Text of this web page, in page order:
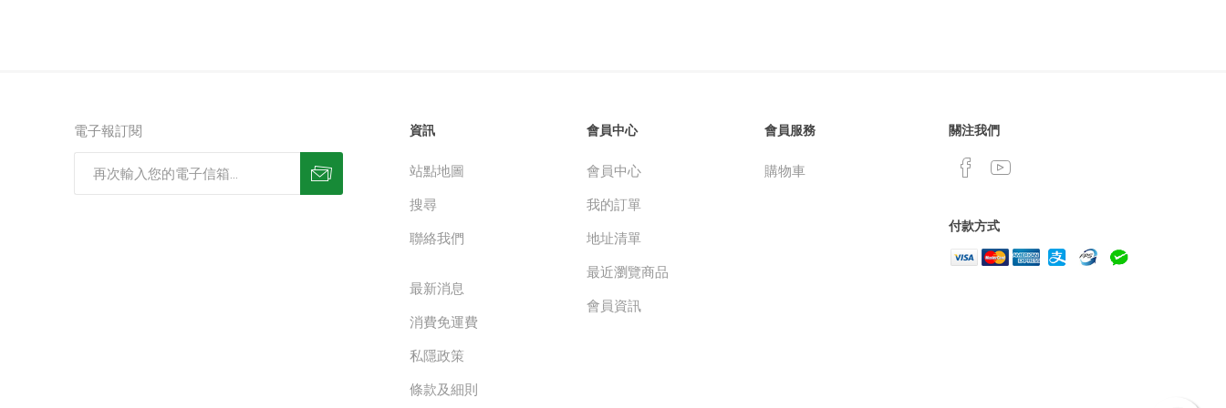
電子報訂閱 資訊
站點地圖
搜尋
聯絡我們
最新消息
消費免運費
私隱政策
條款及細則
會員中心
會員中心
我的訂單
地址清單
最近瀏覽商品
會員資訊
會員服務
購物車
關注我們
付款方式